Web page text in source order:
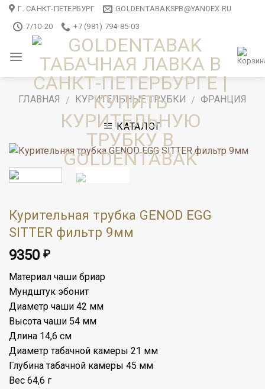
Skip Г. САНКТ-ПЕТЕРБУРГ
GOLDENTABAKSPB@YANDEX.RU
7/10-20
+7 (981) 794-85-03
ГЛАВНАЯ / КУРИТЕЛЬНЫЕ ТРУБКИ / ФРАНЦИЯ
КАТАЛОГ
Курительная трубка GENOD EGG
SITTER фильтр 9мм
9350 ₽
Материал чаши бриар
Мундштук эбонит
Диаметр чаши 42 мм
Высота чаши 54 мм
Длина 14,6 см
Диаметр табачной камеры 21 мм
Глубина табачной камеры 45 мм
Вес 64,6 г